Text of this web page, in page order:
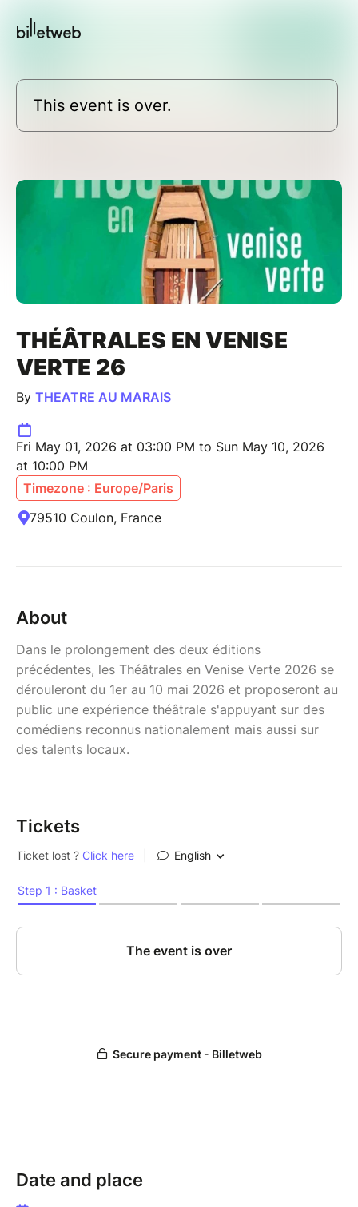
This event is over.
THÉÂTRALES EN VENISE
VERTE 26
By THEATRE AU MARAIS
Fri May 01, 2026 at 03:00 PM to Sun May 10, 2026
at 10:00 PM
Timezone : Europe/Paris
79510 Coulon, France
About
Dans le prolongement des deux éditions
précédentes, les Théâtrales en Venise Verte 2026 se
dérouleront du 1er au 10 mai 2026 et proposeront au
public une expérience théâtrale s'appuyant sur des
comédiens reconnus nationalement mais aussi sur
des talents locaux.
Tickets
Date and place